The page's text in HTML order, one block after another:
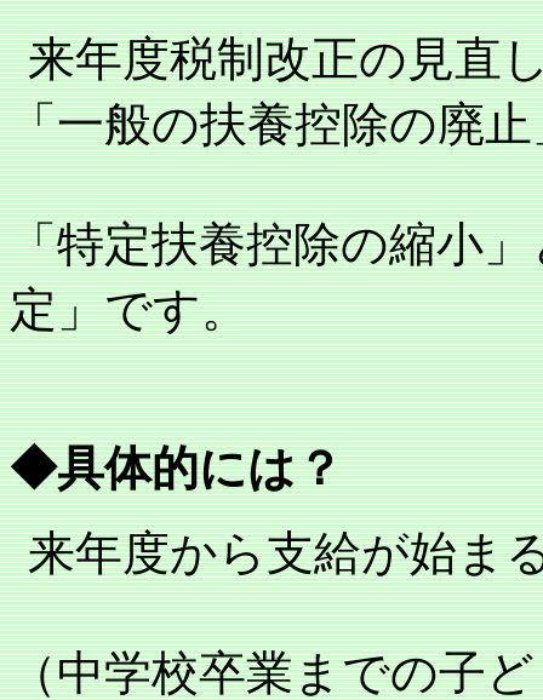
来年度税制改正の見直
「一般の扶養控除の廃
「特定扶養控除の縮小
定」です。
◆具体的には？
来年度から支給が始ま
（中学校卒業までの子